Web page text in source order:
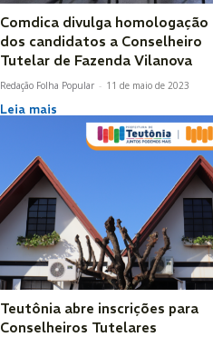
Comdica divulga homologação
dos candidatos a Conselheiro
Tutelar de Fazenda Vilanova
Redação Folha Popular - 11 de maio de 2023
Leia mais
Teutônia abre inscrições para
Conselheiros Tutelares